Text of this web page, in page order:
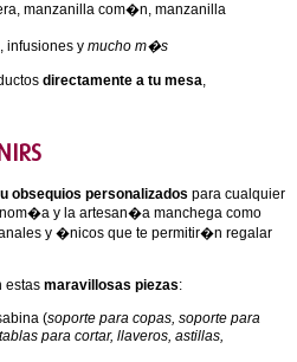
manzanilla com�n, manzanilla
infusiones y mucho m�s
directamente a tu mesa,
obsequios personalizados para cualquier
y la artesan�a manchega como
y �nicos que te permitir�n regalar
estas maravillosas piezas:
(soporte para copas, soporte para
para cortar, llaveros, astillas,